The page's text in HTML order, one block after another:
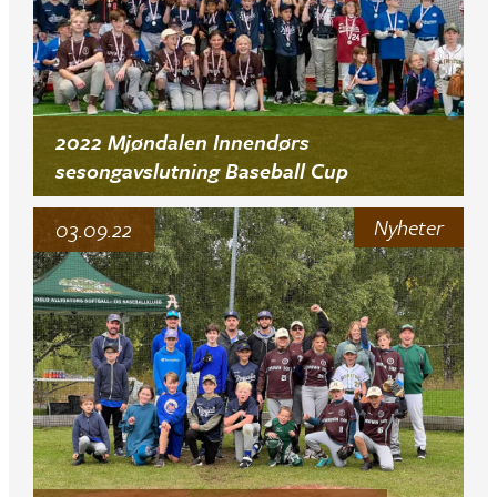
2022 Mjøndalen Innendørs
sesongavslutning Baseball Cup
Nyheter
03.09.22